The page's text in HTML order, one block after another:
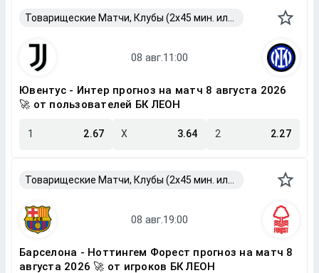
Ювентус - Интер прогноз на матч 8 августа 2026
🚀 от пользователей БК ЛЕОН
1 2.67 X 3.64 2 2.27
Барселона - Ноттингем Форест прогноз на матч 8
августа 2026 🚀 от игроков БК ЛЕОН